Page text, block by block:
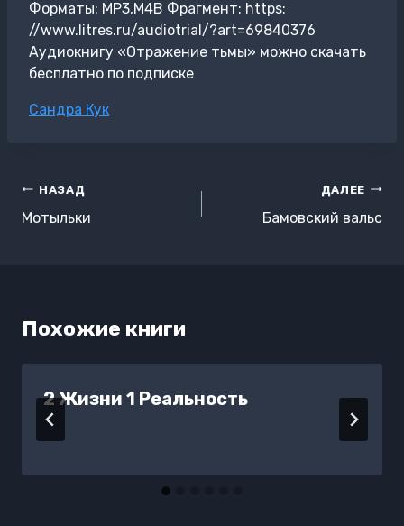
Форматы: MP3,M4B Фрагмент: https:
//www.litres.ru/audiotrial/?art=69840376
Аудиокнигу «Отражение тьмы» можно скачать
бесплатно по подписке
Метки
Сандра Кук
Навигация
по
НАЗАД
Мотыльки
ДАЛЕЕ
Бамовский вальс
Похожие книги
2 Жизни 1 Реальность